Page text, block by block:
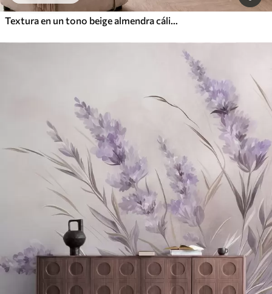
Textura en un tono beige almendra cálido con suaves transiciones tonales naturales